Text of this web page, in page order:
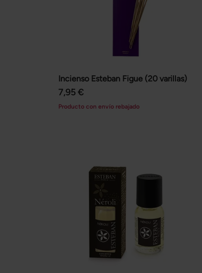
Incienso Esteban Figue (20 varillas)
7,95 €
Producto con envío rebajado